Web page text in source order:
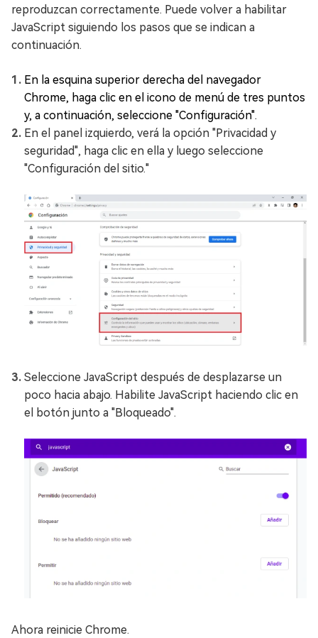
reproduzcan correctamente. Puede volver a habilitar
JavaScript siguiendo los pasos que se indican a
continuación.
En la esquina superior derecha del navegador
Chrome, haga clic en el icono de menú de tres puntos
y, a continuación, seleccione "Configuración".
En el panel izquierdo, verá la opción "Privacidad y
seguridad", haga clic en ella y luego seleccione
"Configuración del sitio."
Seleccione JavaScript después de desplazarse un
poco hacia abajo. Habilite JavaScript haciendo clic en
el botón junto a "Bloqueado".
Ahora reinicie Chrome.